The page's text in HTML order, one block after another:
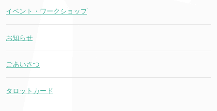
イベント・ワークショップ
お知らせ
ごあいさつ
タロットカード